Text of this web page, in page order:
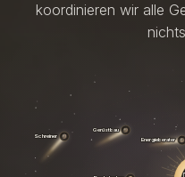
koordinieren wir alle
Schreiner
Gerüstbau